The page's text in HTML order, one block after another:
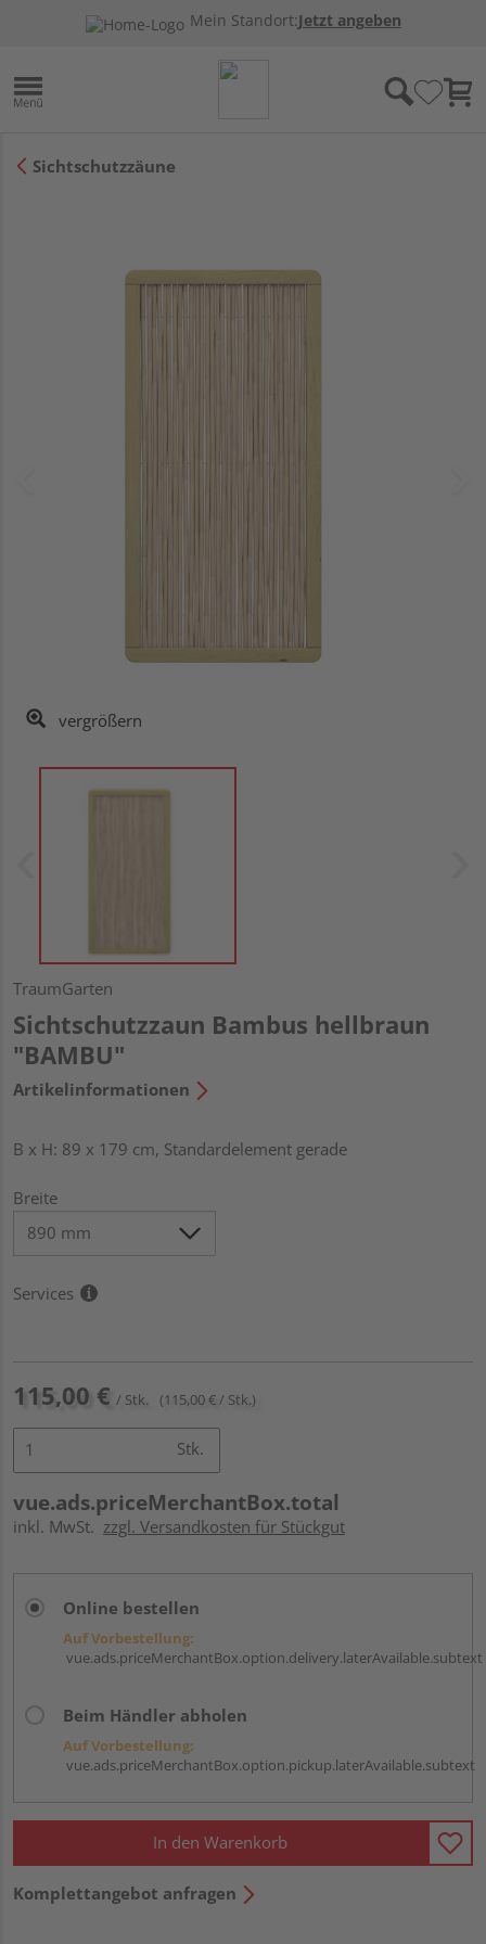
Mein Standort:Jetzt angeben
Sichtschutzzäune
vergrößern
TraumGarten
Sichtschutzzaun Bambus hellbraun
"BAMBU"
Artikelinformationen
B x H: 89 x 179 cm, Standardelement gerade
Breite
Services
115,00 € / Stk. (115,00 € / Stk.)
Stk.
vue.ads.priceMerchantBox.total
inkl. MwSt. zzgl. Versandkosten für Stückgut
Online bestellen
Auf Vorbestellung:
vue.ads.priceMerchantBox.option.delivery.laterAvailable.subtext
Beim Händler abholen
Auf Vorbestellung:
vue.ads.priceMerchantBox.option.pickup.laterAvailable.subtext
In den Warenkorb
Komplettangebot anfragen